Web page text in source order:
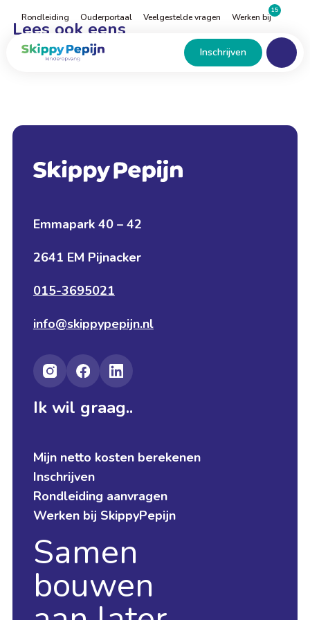
hoofdinhoud
Rondleiding Ouderportaal Veelgestelde vragen Werken bij
15
Home Inschrijven
Menu
Lees ook eens
Samen
bouwen
Ik wil graag..
Mijn netto kosten berekenen
Inschrijven
Rondleiding aanvragen
Werken bij SkippyPepijn
Emmapark 40 – 42
2641 EM Pijnacker
015-3695021
info@skippypepijn.nl